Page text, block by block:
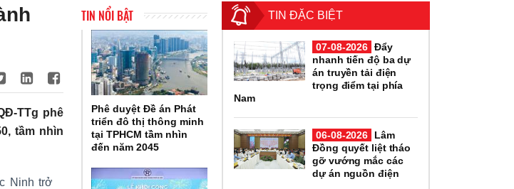
TTg phê
tầm nhìn
Ninh trở
TIN NỔI BẬT
Phê duyệt Đề án Phát
triển đô thị thông minh
tại TPHCM tầm nhìn
đến năm 2045
TIN ĐẶC BIỆT
07-08-2026 Đẩy
nhanh tiến độ ba dự
án truyền tải điện
trọng điểm tại phía
Nam
06-08-2026
Lâm
Đồng quyết liệt tháo
gỡ vướng mắc các
dự án nguồn điện